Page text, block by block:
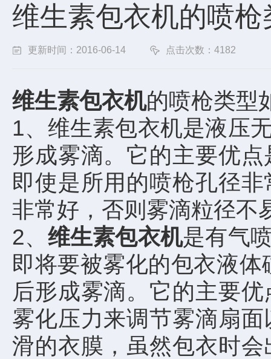
维生素包衣机的喷枪
更新时间：2016-06-14 点击次数：4182
维生素包衣机的喷枪类型
1、维生素包衣机是液压
形成雾滴。它的主要优
即使是所用的喷枪孔径
非常好，否则雾滴粒径不
2、 维生素包衣机是有气
即将要被雾化的包衣液
后形成雾滴。它的主要
雾化压力来调节雾滴扇
滑的衣膜，虽然包衣时